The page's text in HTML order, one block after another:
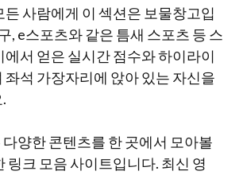
든 사람에게 이 섹션은 보물창고입
, e스포츠와 같은 틈새 스포츠 등 스
에서 얻은 실시간 점수와 하이라이
좌석 가장자리에 앉아 있는 자신을
양한 콘텐츠를 한 곳에서 모아볼
링크 모음 사이트입니다. 최신 영